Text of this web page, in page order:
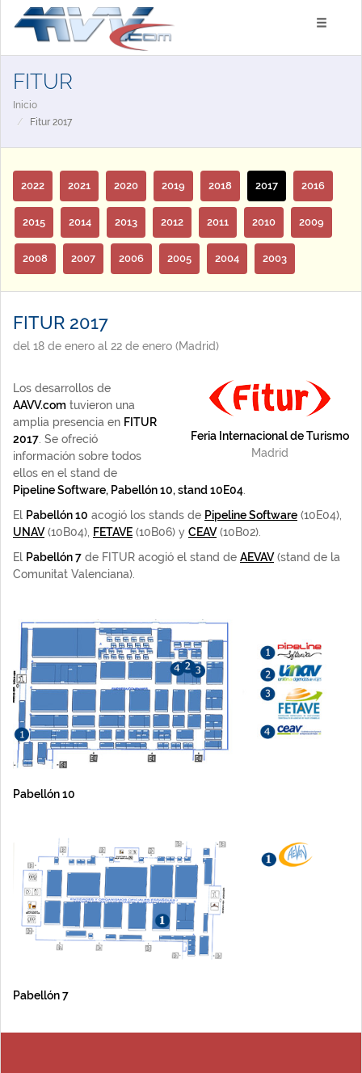
FITUR
Inicio
Fitur 2017
2022 2021 2020 2019 2018 2017 2016
2015 2014 2013 2012 2011 2010 2009
2008 2007 2006 2005 2004 2003
FITUR 2017
del 18 de enero al 22 de enero (Madrid)
Feria Internacional de Turismo
Madrid
Los desarrollos de
AAVV.com tuvieron una
amplia presencia en FITUR
2017. Se ofreció
información sobre todos
ellos en el stand de
Pipeline Software, Pabellón 10, stand 10E04.
El Pabellón 10 acogió los stands de Pipeline Software (10E04),
UNAV(10B04), FETAVE (10B06) y CEAV(10B02).
El Pabellón 7 de FITUR acogió el stand de AEVAV(stand de la
Comunitat Valenciana).
Pabellón 10
Pabellón 7